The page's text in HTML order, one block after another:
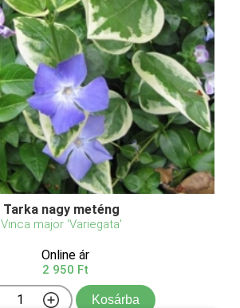
Tarka nagy meténg
Vinca major 'Variegata'
Online ár
2 950 Ft
Kosárba